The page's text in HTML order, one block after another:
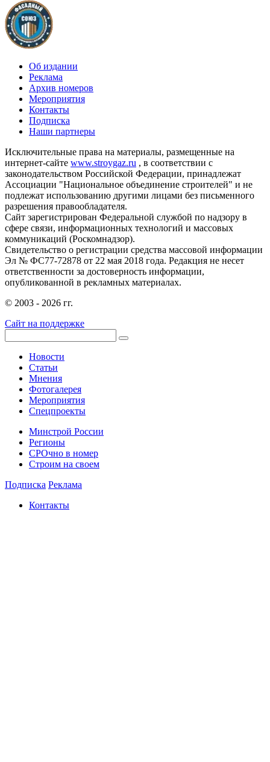
Об издании
Реклама
Архив номеров
Мероприятия
Контакты
Подписка
Наши партнеры
Исключительные права на материалы, размещенные на
интернет-сайте www.stroygaz.ru , в соответствии с
законодательством Российской Федерации, принадлежат
Ассоциации "Национальное объединение строителей" и не
подлежат использованию другими лицами без письменного
разрешения правообладателя.
Сайт зарегистрирован Федеральной службой по надзору в
сфере связи, информационных технологий и массовых
коммуникаций (Роскомнадзор).
Свидетельство о регистрации средства массовой информации
Эл № ФС77-72878 от 22 мая 2018 года. Редакция не несет
ответственности за достоверность информации,
опубликованной в рекламных материалах.
© 2003 - 2026 гг.
Сайт на поддержке
Новости
Статьи
Мнения
Фотогалерея
Мероприятия
Спецпроекты
Минстрой России
Регионы
СРОчно в номер
Строим на своем
Подписка Реклама
Контакты